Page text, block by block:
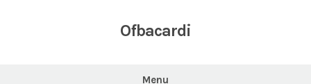
Ofbacardi
Menu